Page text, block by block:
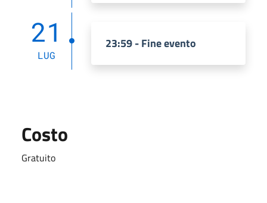
21
LUG
23:59 - Fine evento
Costo
Gratuito